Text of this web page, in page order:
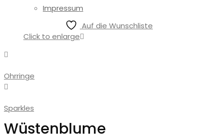
Impressum
Auf die Wunschliste
Click to enlarge
Ohrringe
Sparkles
Wüstenblume